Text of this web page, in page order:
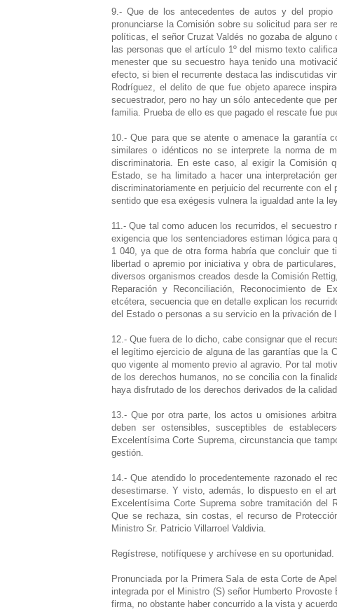
9.- Que de los antecedentes de autos y del
pronunciarse la Comisión sobre su solicitud para ser
políticas, el señor Cruzat Valdés no gozaba de
las personas que el artículo 1º del mismo texto
menester que su secuestro haya tenido una
efecto, si bien el recurrente destaca las indiscutidas
Rodríguez, el delito de que fue objeto aparece
secuestrador, pero no hay un sólo antecedente que
familia. Prueba de ello es que pagado el rescate fue
10.- Que para que se atente o amenace la garantía
similares o idénticos no se interprete la norma de
discriminatoria. En este caso, al exigir la Comisión
Estado, se ha limitado a hacer una interpretación
discriminatoriamente en perjuicio del recurrente con
sentido que esa exégesis vulnera la igualdad ante la
11.- Que tal como aducen los recurridos, el
exigencia que los sentenciadores estiman lógica
1 040, ya que de otra forma habría que concluir que
libertad o apremio por iniciativa y obra de
diversos organismos creados desde la Comisión
Reparación y Reconciliación, Reconocimiento de
etcétera, secuencia que en detalle explican los
del Estado o personas a su servicio en la privación de
12.- Que fuera de lo dicho, cabe consignar que el
el legítimo ejercicio de alguna de las garantías que la
quo vigente al momento previo al agravio. Por tal
de los derechos humanos, no se concilia con la
haya disfrutado de los derechos derivados de la
13.- Que por otra parte, los actos u omisiones
deben ser ostensibles, susceptibles de
Excelentísima Corte Suprema, circunstancia que
gestión.
14.- Que atendido lo procedentemente razonado el
desestimarse. Y visto, además, lo dispuesto en el
Excelentísima Corte Suprema sobre tramitación del
Que se rechaza, sin costas, el recurso de
Ministro Sr. Patricio Villarroel Valdivia.
Regístrese, notifíquese y archívese en su oportunidad.
Pronunciada por la Primera Sala de esta Corte de
integrada por el Ministro (S) señor Humberto
firma, no obstante haber concurrido a la vista y